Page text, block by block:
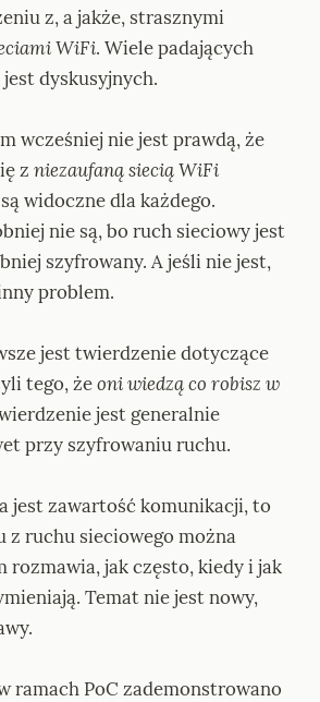
WiFi. Wiele padających
dyskusyjnych.
wcześniej nie jest prawdą, że
z niezaufaną siecią WiFi
widoczne dla każdego.
nie są, bo ruch sieciowy jest
szyfrowany. A jeśli nie jest,
problem.
jest twierdzenie dotyczące
tego, że oni wiedzą co robisz w
jest generalnie
przy szyfrowaniu ruchu.
jest zawartość komunikacji, to
z ruchu sieciowego można
rozmawia, jak często, kiedy i jak
Temat nie jest nowy,
ramach PoC zademonstrowano